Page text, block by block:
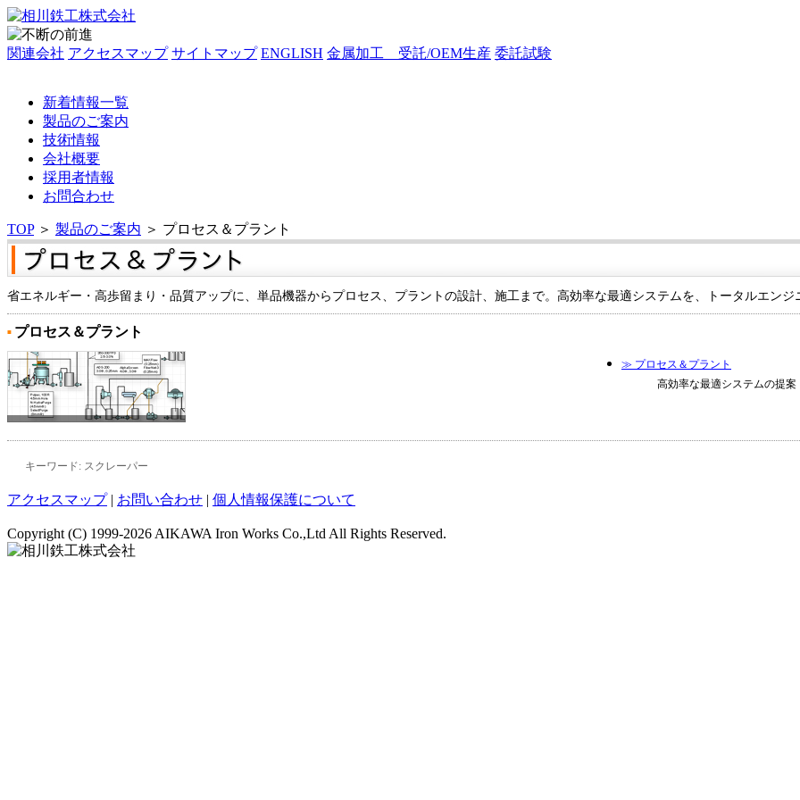
関連会社 アクセスマップ サイトマップ ENGLISH 金属加工 受託/OEM生産 委託試験
新着情報一覧
製品のご案内
技術情報
会社概要
採用者情報
お問合わせ
TOP＞ 製品のご案内 ＞ プロセス＆プラント
省エネルギー・高歩留まり・品質アップに、単品機器からプロセス、プラントの設計、施工まで。高効率な最適システムを、トータルエンジ
■ プロセス＆プラント
≫ プロセス＆プラント
高効率な最適システムの提案
キーワード: スクレーパー
アクセスマップ| お問い合わせ | 個人情報保護について
Copyright (C) 1999-2026 AIKAWA Iron Works Co.,Ltd All Rights Reserved.